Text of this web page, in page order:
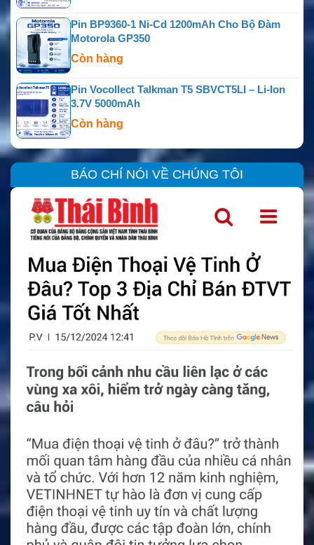
Pin BP9360-1 Ni-Cd 1200mAh Cho Bộ Đàm
Motorola GP350
Còn hàng
Pin Vocollect Talkman T5 SBVCT5LI – Li-Ion
3.7V 5000mAh
Còn hàng
BÁO CHÍ NÓI VỀ CHÚNG TÔI